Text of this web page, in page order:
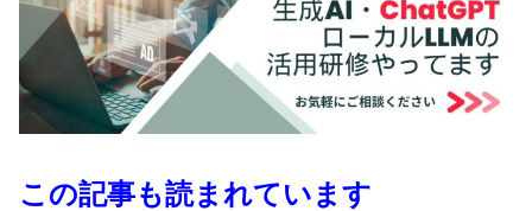
この記事も読まれています